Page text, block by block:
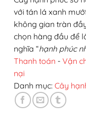
với tán lá xanh
không gian tràn
chọn hàng đầu để
nghĩa “hạnh phúc
Thanh toán - Vận
nại
Danh mục: Cây